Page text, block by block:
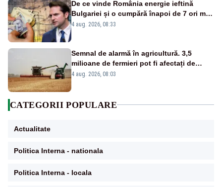
De ce vinde România energie ieftină
Bulgariei și o cumpără înapoi de 7 ori mai
scump? Explicațiile unui fost ministru
4 aug. 2026, 08:33
Semnal de alarmă în agricultură. 3,5
milioane de fermieri pot fi afectați de
strategia pentru conservarea
4 aug. 2026, 08:03
CATEGORII POPULARE
Actualitate
Politica Interna - nationala
Politica Interna - locala